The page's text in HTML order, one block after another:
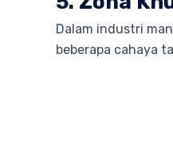
Dalam industri
beberapa cahaya